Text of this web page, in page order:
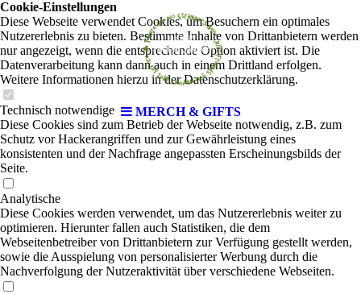
MERCH & GIFTS
Cookie-Einstellungen
Diese Webseite verwendet Cookies, um Besuchern ein optimales
Nutzererlebnis zu bieten. Bestimmte Inhalte von Drittanbietern werden
nur angezeigt, wenn die entsprechende Option aktiviert ist. Die
Datenverarbeitung kann dann auch in einem Drittland erfolgen.
Weitere Informationen hierzu in der Datenschutzerklärung.
Technisch notwendige
Diese Cookies sind zum Betrieb der Webseite notwendig, z.B. zum
Schutz vor Hackerangriffen und zur Gewährleistung eines
konsistenten und der Nachfrage angepassten Erscheinungsbilds der
Seite.
Analytische
Diese Cookies werden verwendet, um das Nutzererlebnis weiter zu
optimieren. Hierunter fallen auch Statistiken, die dem
Webseitenbetreiber von Drittanbietern zur Verfügung gestellt werden,
sowie die Ausspielung von personalisierter Werbung durch die
Nachverfolgung der Nutzeraktivität über verschiedene Webseiten.